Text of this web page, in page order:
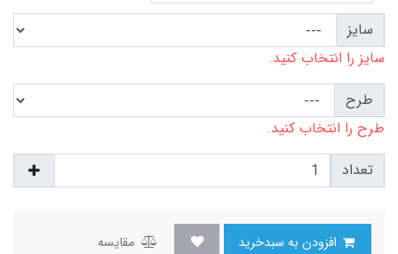
سایز
سایز را انتخاب کنید.
طرح
طرح را انتخاب کنید.
تعداد
مقایسه